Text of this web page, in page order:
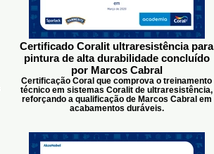
Certificado Coralit ultraresistência para
pintura de alta durabilidade concluído
por Marcos Cabral
Certificação Coral que comprova o treinamento
técnico em sistemas Coralit de ultraresistência,
reforçando a qualificação de Marcos Cabral em
acabamentos duráveis.